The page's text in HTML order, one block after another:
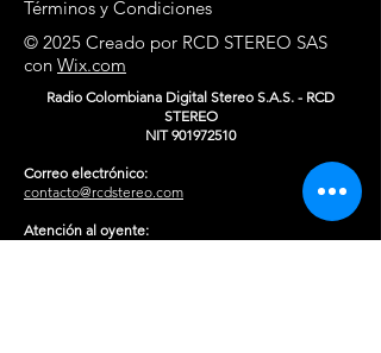
Términos y Condiciones
© 2025 Creado por RCD STEREO SAS
con Wix.com
Radio Colombiana Digital Stereo S.A.S. - RCD
STEREO
NIT901972510
Correo electrónico:
contacto@rcdstereo.com
Atención al oyente: